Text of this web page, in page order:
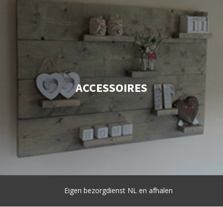
ACCESSOIRES
Eigen bezorgdienst NL en afhalen